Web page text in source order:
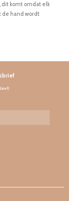
dit komt omdat elk
hand wordt